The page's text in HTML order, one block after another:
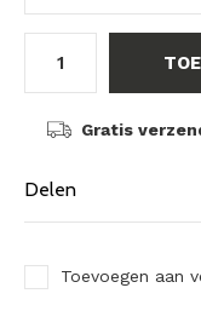
Gratis
Delen
Toevoegen aan